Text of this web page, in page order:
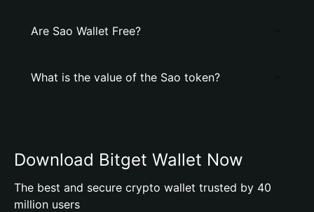
Are Sao Wallet Free?
What is the value of the Sao token?
Download Bitget Wallet Now
The best and secure crypto wallet trusted by 40
million users